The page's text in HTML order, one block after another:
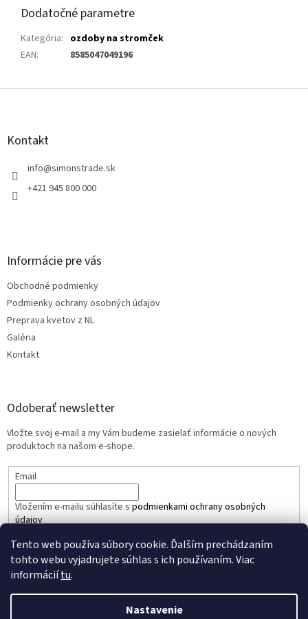
Tento web používa súbory cookie. Ďalším prechádzaním
tohto webu vyjadrujete súhlas s ich používaním. Viac
informáciítu.
Nastavenie
Dodatočné parametre
Kategória: ozdoby na stromček
EAN: 8585047049196
Z
Kontakt
info@simonstrade.sk
+421 945 800 000
Informácie pre vás
Obchodné podmienky
Podmienky ochrany osobných údajov
Preprava kvetov z NL
Galéria
Kontakt
Odoberať newsletter
Vložte svoj e-mail a my Vám budeme zasielať informácie o nových
produktoch na našom e-shope.
Email
Vložením e-mailu súhlasíte s podmienkami ochrany osobných
údajov
PRIHLÁSIŤ SA
Vytvoril Shoptet